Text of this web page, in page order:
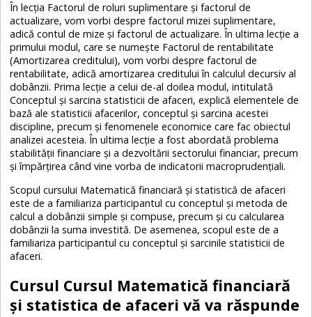
În lecția Factorul de roluri suplimentare și factorul de
actualizare, vom vorbi despre factorul mizei suplimentare,
adică contul de mize și factorul de actualizare. În ultima lecție a
primului modul, care se numește Factorul de rentabilitate
(Amortizarea creditului), vom vorbi despre factorul de
rentabilitate, adică amortizarea creditului în calculul decursiv al
dobânzii. Prima lecție a celui de-al doilea modul, intitulată
Conceptul și sarcina statisticii de afaceri, explică elementele de
bază ale statisticii afacerilor, conceptul și sarcina acestei
discipline, precum și fenomenele economice care fac obiectul
analizei acesteia. În ultima lecție a fost abordată problema
stabilității financiare și a dezvoltării sectorului financiar, precum
și împărțirea când vine vorba de indicatorii macroprudențiali.
Scopul cursului Matematică financiară și statistică de afaceri
este de a familiariza participantul cu conceptul și metoda de
calcul a dobânzii simple și compuse, precum și cu calcularea
dobânzii la suma investită. De asemenea, scopul este de a
familiariza participantul cu conceptul și sarcinile statisticii de
afaceri.
Cursul Cursul Matematică financiară
și statistica de afaceri vă va răspunde